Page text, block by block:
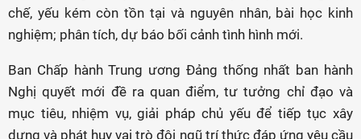
chế, yếu kém còn tồn tại và nguyên nhân, bài học kinh
nghiệm; phân tích, dự báo bối cảnh tình hình mới.
Ban Chấp hành Trung ương Đảng thống nhất ban hành
Nghị quyết mới đề ra quan điểm, tư tưởng chỉ đạo và
mục tiêu, nhiệm vụ, giải pháp chủ yếu để tiếp tục xây
dựng và phát huy vai trò đội ngũ trí thức đáp ứng yêu cầu